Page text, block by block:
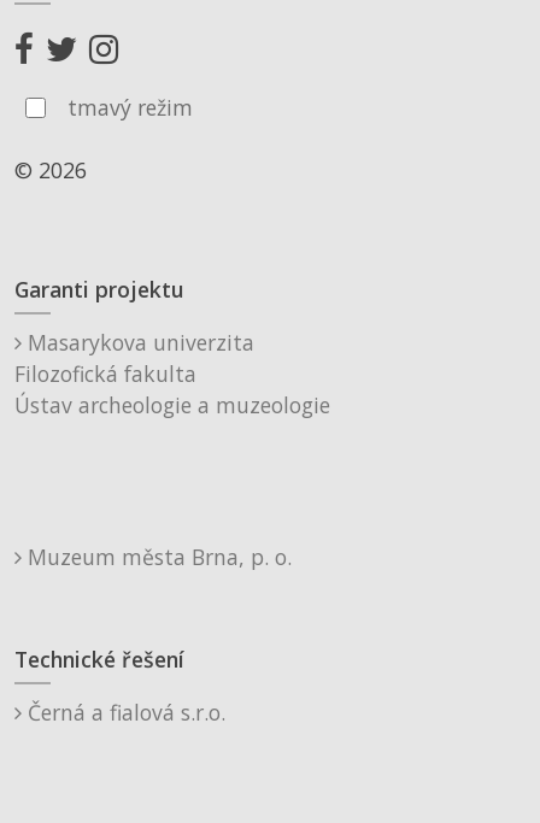
tmavý režim
© 2026
Garanti projektu
Masarykova univerzita
Filozofická fakulta
Ústav archeologie a muzeologie
Muzeum města Brna, p. o.
Technické řešení
Černá a fialová s.r.o.